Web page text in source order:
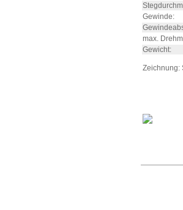
Gewinde:
max.
Gewicht:
Zeichnung: